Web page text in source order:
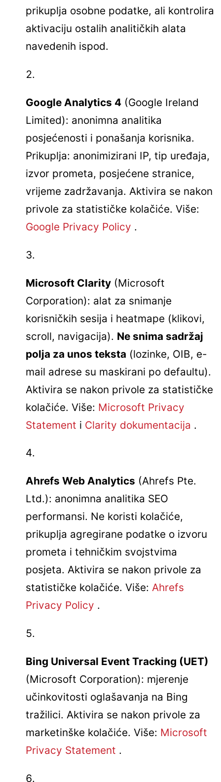
prikuplja osobne podatke, ali kontrolira
aktivaciju ostalih analitičkih alata
navedenih ispod.
Google Analytics 4 (Google Ireland
Limited): anonimna analitika
posjećenosti i ponašanja korisnika.
Prikuplja: anonimizirani IP, tip uređaja,
izvor prometa, posjećene stranice,
vrijeme zadržavanja. Aktivira se nakon
privole za statističke kolačiće. Više:
Google Privacy Policy .
Microsoft Clarity (Microsoft
Corporation): alat za snimanje
korisničkih sesija i heatmape (klikovi,
scroll, navigacija). Ne snima sadržaj
polja za unos teksta (lozinke, OIB, e-
mail adrese su maskirani po defaultu).
Aktivira se nakon privole za statističke
kolačiće. Više: Microsoft Privacy
Statement i Clarity dokumentacija .
Ahrefs Web Analytics (Ahrefs Pte.
Ltd.): anonimna analitika SEO
performansi. Ne koristi kolačiće,
prikuplja agregirane podatke o izvoru
prometa i tehničkim svojstvima
posjeta. Aktivira se nakon privole za
statističke kolačiće. Više: Ahrefs
Privacy Policy .
Bing Universal Event Tracking (UET)
(Microsoft Corporation): mjerenje
učinkovitosti oglašavanja na Bing
tražilici. Aktivira se nakon privole za
marketinške kolačiće. Više: Microsoft
Privacy Statement .